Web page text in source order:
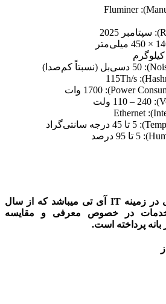
بانه ممتاز سایتی تخصصی در زمینه IT آی تی میباشد که از سال
خدمات در خصوص معرفی و مقایسه
پرداخته است.